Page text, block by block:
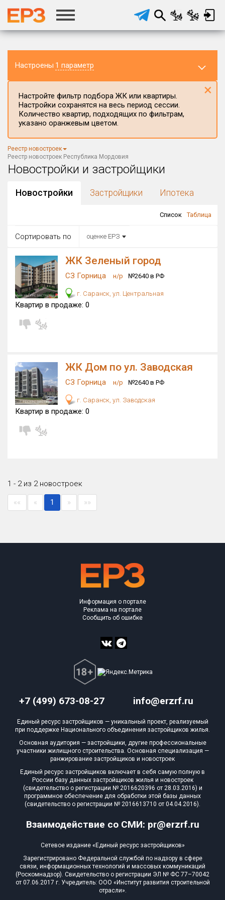
Настроены 1 параметр
Регион ЖК
×
Республика Мордовия
Район в регионе
Все
Все
Цена
от до
от
Вид объекта
×ДАП ×МД
Кол-во комнат
Жилых комплексов
Квартир, апартаментов,
Настройте фильтр подбора ЖК или квартиры.
Настройки сохранятся на весь период сессии.
Количество квартир, подходящих по фильтрам,
указано оранжевым цветом.
×
Реестр новостроек
Реестр новостроек Республика Мордовия
Новостройки и застройщики
Новостройки Застройщики Ипотека
Список Таблица
Сортировать по оценке ЕРЗ
ЖК Зеленый город
СЗ Горница н/р №2640 в РФ
г. Саранск, ул. Центральная
Квартир в продаже: 0
ЖК Дом по ул. Заводская
СЗ Горница н/р №2640 в РФ
г. Саранск, ул. Заводская
Квартир в продаже: 0
1 - 2 из 2 новостроек
«« « 1 » »»
+7 (499) 673-08-27 info@erzrf.ru
Взаимодействие со СМИ: pr@erzrf.ru
Информация о портале
Реклама на портале
Сообщить об ошибке
Единый ресурс застройщиков — уникальный проект, реализуемый
при поддержке Национального объединения застройщиков жилья.
Основная аудитория — застройщики, другие профессиональные
участники жилищного строительства. Основная специализация —
ранжирование застройщиков и новостроек
Единый ресурс застройщиков включает в себя самую полную в
России базу данных застройщиков жилья и новостроек
(свидетельство о регистрации № 2016620396 от 28.03.2016) и
программное обеспечение для обработки этой базы данных
(свидетельство о регистрации № 2016613710 от 04.04.2016).
Сетевое издание «Единый ресурс застройщиков»
Зарегистрировано Федеральной службой по надзору в сфере
связи, информационных технологий и массовых коммуникаций
(Роскомнадзор). Свидетельство о регистрации ЭЛ № ФС 77–70042
от 07.06.2017 г. Учредитель: ООО «Институт развития строительной
отрасли».